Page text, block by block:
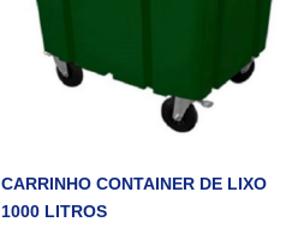
CARRINHO CONTAINER DE LIXO
1000 LITROS